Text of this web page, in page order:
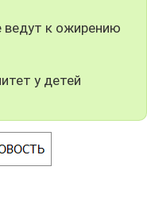
к ожирению
у детей